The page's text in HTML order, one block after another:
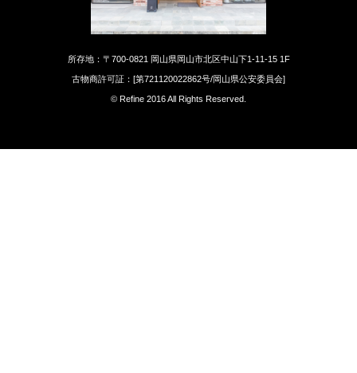
所存地：〒700-0821 岡山県岡山市北区中山下1-11-15 1F
古物商許可証：[第721120022862号/岡山県公安委員会]
© Refine 2016 All Rights Reserved.